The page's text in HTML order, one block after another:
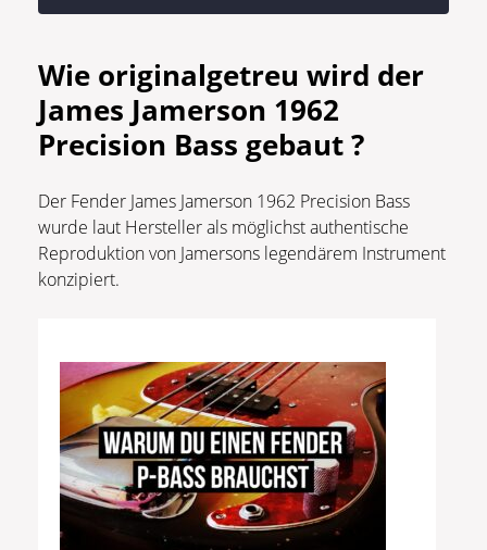
Wie originalgetreu wird der
James Jamerson 1962
Precision Bass gebaut ?
Der Fender James Jamerson 1962 Precision Bass
wurde laut Hersteller als möglichst authentische
Reproduktion von Jamersons legendärem Instrument
konzipiert.